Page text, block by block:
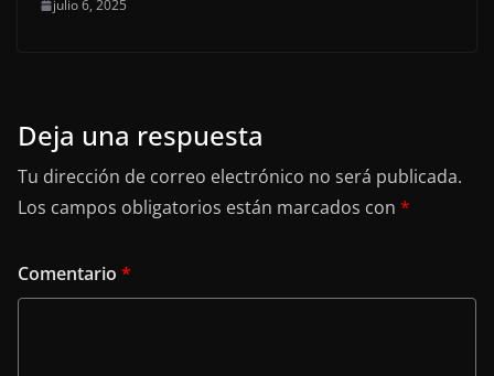
julio 6, 2025
Deja una respuesta
Tu dirección de correo electrónico no será publicada.
Los campos obligatorios están marcados con *
Comentario *